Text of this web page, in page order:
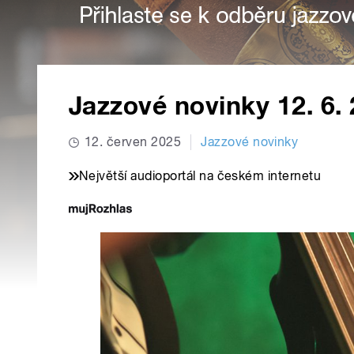
Jazzové novinky 12. 6.
12. červen 2025 Jazzové novinky
Největší audioportál na českém internetu